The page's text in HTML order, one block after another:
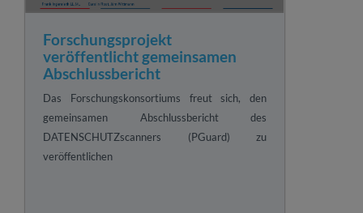
Forschungsprojekt
veröffentlicht gemeinsamen
Abschlussbericht
Das Forschungskonsortiums freut sich, den
gemeinsamen Abschlussbericht des
DATENSCHUTZscanners (PGuard) zu
veröffentlichen